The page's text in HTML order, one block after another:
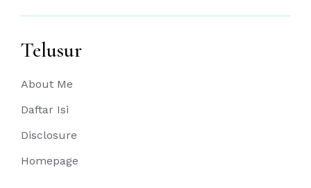
Telusur
About Me
Daftar Isi
Disclosure
Homepage